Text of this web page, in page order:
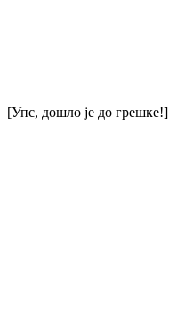
[Упс, дошло је до грешке!]